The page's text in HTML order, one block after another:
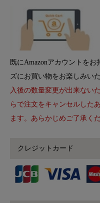
既にAmazonアカウントを
ズにお買い物をお楽しみい
入後の数量変更が出来ない
らで注文をキャンセルした
ます。あらかじめご了承くだ
クレジットカード